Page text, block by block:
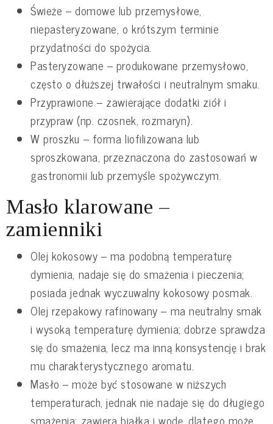
Świeże – domowe lub przemysłowe,
niepasteryzowane, o krótszym terminie
przydatności do spożycia.
Pasteryzowane – produkowane przemysłowo,
często o dłuższej trwałości i neutralnym smaku.
Przyprawione – zawierające dodatki ziół i
przypraw (np. czosnek, rozmaryn).
W proszku – forma liofilizowana lub
sproszkowana, przeznaczona do zastosowań w
gastronomii lub przemyśle spożywczym.
Masło klarowane –
zamienniki
Olej kokosowy – ma podobną temperaturę
dymienia, nadaje się do smażenia i pieczenia;
posiada jednak wyczuwalny kokosowy posmak.
Olej rzepakowy rafinowany – ma neutralny smak
i wysoką temperaturę dymienia; dobrze sprawdza
się do smażenia, lecz ma inną konsystencję i brak
mu charakterystycznego aromatu.
Masło – może być stosowane w niższych
temperaturach, jednak nie nadaje się do długiego